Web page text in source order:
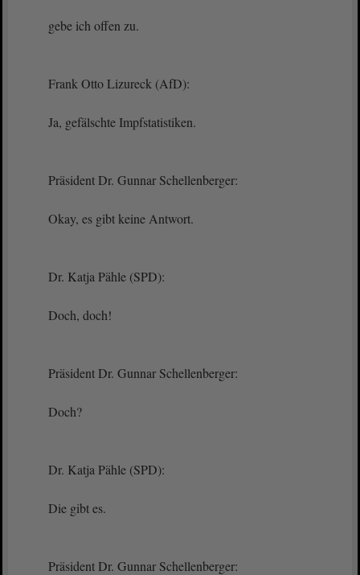
gebe ich offen zu.
Frank Otto Lizureck (AfD):
Ja, gefälschte Impfstatistiken.
Präsident Dr. Gunnar Schellenberger:
Okay, es gibt keine Antwort.
Dr. Katja Pähle (SPD):
Doch, doch!
Präsident Dr. Gunnar Schellenberger:
Doch?
Dr. Katja Pähle (SPD):
Die gibt es.
Präsident Dr. Gunnar Schellenberger: